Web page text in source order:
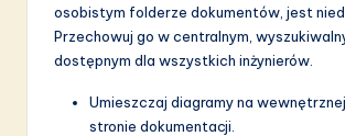
osobistym folderze dokumentów, jest
Przechowuj go w centralnym,
dostępnym dla wszystkich inżynierów.
Umieszczaj diagramy na
stronie dokumentacji.